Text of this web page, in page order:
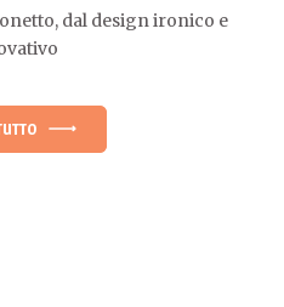
dal design ironico e